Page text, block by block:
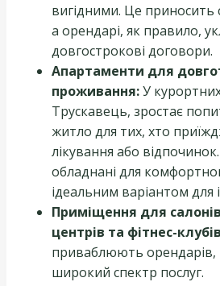
вигідними. Це приносить
а орендарі, як правило,
довгострокові договори.
Апартаменти для
проживання:У
Трускавець, зростає
житло для тих, хто
лікування або
обладнані для
ідеальним варіантом для
Приміщення для
центрів та фітнес-
приваблюють
широкий спектр послуг.